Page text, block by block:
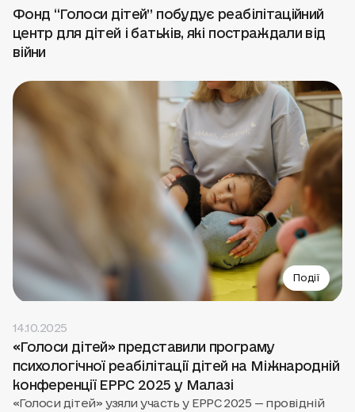
Фонд “Голоси дітей” побудує реабілітаційний
центр для дітей і батьків, які постраждали від
війни
Події
14.10.2025
«Голоси дітей» представили програму
психологічної реабілітації дітей на Міжнародній
конференції EPPC 2025 у Малазі
«Голоси дітей» узяли участь у EPPC 2025 — провідній